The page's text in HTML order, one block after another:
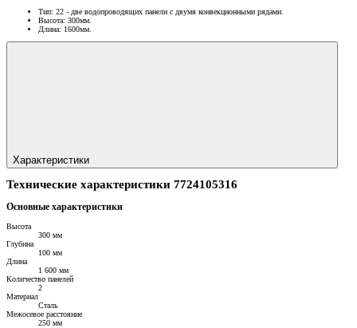
Тип: 22 - две водопроводящих панели с двумя конвекционными рядами.
Высота: 300мм.
Длина: 1600мм.
Характеристики
Технические характеристики 7724105316
Основные характеристики
Высота
300 мм
Глубина
100 мм
Длина
1 600 мм
Количество панелей
2
Материал
Сталь
Межосевое расстояние
250 мм